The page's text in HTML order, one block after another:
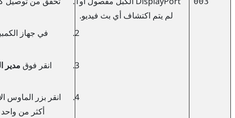
لم يتم اكتشاف أي بث فيديو.
في جهاز
انقر فوق مدير
انقر بزر الماوس
أكثر من